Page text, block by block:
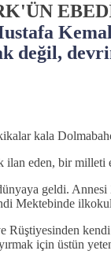
değil,
kala
ilan eden, bir
geldi. Annesi
Mektebinde
için üstün